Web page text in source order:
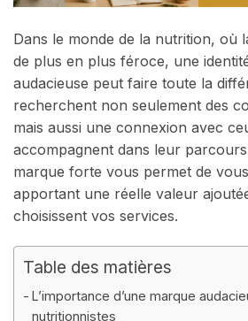
Dans le monde de la nutrition, où
de plus en plus féroce, une
audacieuse peut faire toute la
recherchent non seulement des
mais aussi une connexion avec
accompagnent dans leur
marque forte vous permet de
apportant une réelle valeur
choisissent vos services.
Table des matières
L’importance d’une marque
nutritionnistes